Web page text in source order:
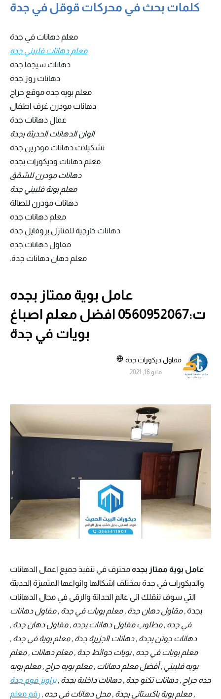
كلمات بحث في محركات قوقل في جدة
معلم دهانات في جدة
معلم دهانات فلبيني جده
دهانات سيجما جدة
دهانات روز جدة
معلم بويه جده موقع حراج
دهانات مودرن غرف اطفال
عمال دهانات جدة
الوان الدهانات الحديثة بجدة
تشكيلات دهانات مودرين جدة
معلم دهانات وديكورات بجده
دهانات مودرن للشقق
معلم بوية فلبيني جدة
دهانات مودرن للصالة
معلم دهانات جده
دهانات خارجية للمنازل بروفايل جدة
مقاول دهانات جده
معلم دهان دهانات جدة.
عامل بوية ممتاز بجده
ت:0560952067 افضل معلم اصباغ
بويات في جدة
مقاول ديكورات جدة
مايو 16, 2021
عامل بوية ممتاز بجده محترف في تنفيذ جميع اعمال الدهانات
والديكورات في جدة بمختلف اشكالها وانواعها المتميزة الحديثة
التي سوف تنقلك الى عالم الحداثة والرقى في مجال الدهانات
بجدة ,مقاول دهان جدة , معلم بويات في جدة , مقاول دهانات
في جده , مطلوب مقاول دهانات بجده , مقاول دهان جدة ,
دهانات جوتن بجدة , دهانات الجزيرة جدة , معلم بوية في جدة ,
معلم بويات في جده , بويات حوائط جدة , معلم دهانات , معلم
بويه فلبيني , أفضل معلم دهانات , معلم بويه حراج , معلم بويه
جده حراج , دهانات تكنو جدة , دهانات داخلية بجدة ,براويز فوم جدة
, معلم بوية باكستاني بجدة , محل دهانات في جده , رقم معلم